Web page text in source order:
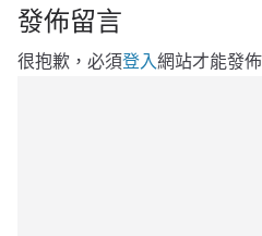
發佈留言
很抱歉，必須登入網站才能發